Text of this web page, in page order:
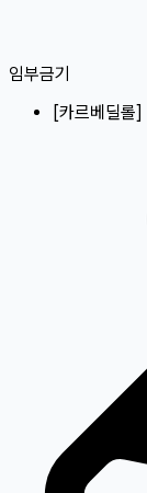
임부금기
[카르베딜롤]